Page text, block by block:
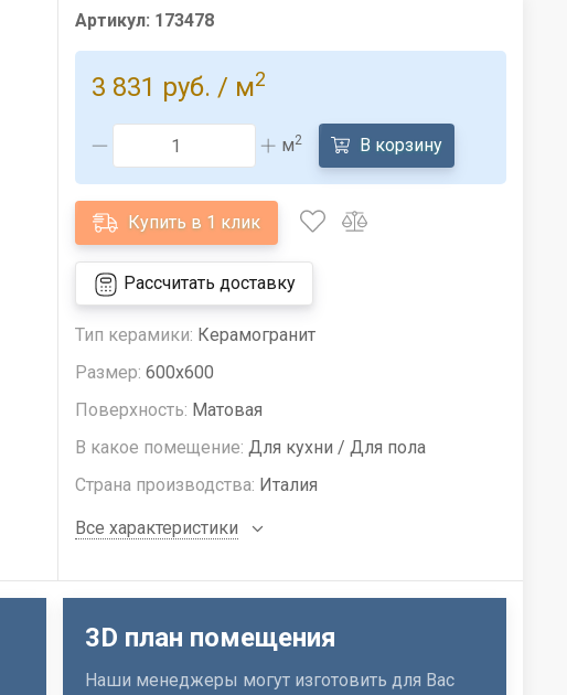
Артикул: 173478
3 831 руб. / м2
м2 В корзину
Купить в 1 клик
Рассчитать доставку
Тип керамики: Керамогранит
Размер: 600x600
Поверхность: Матовая
В какое помещение: Для кухни / Для пола
Страна производства: Италия
Все характеристики
3D план помещения
Наши менеджеры могут изготовить для Вас